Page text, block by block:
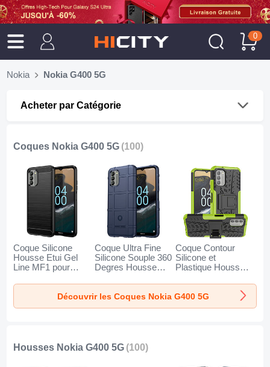
0
Nokia Nokia G400 5G
Acheter par Catégorie
Coques Nokia G400 5G (100)
Coque Silicone
Housse Etui Gel
Line MF1 pour
Noir
Coque Ultra Fine
Silicone Souple 360
Degres Housse
Nokia G400 5G
Bleu
Coque Contour
Silicone et
Plastique Housse
Support JX1 pour
Nokia G400 5G
Vert
Découvrir les Coques Nokia G400 5G
Housses Nokia G400 5G (100)